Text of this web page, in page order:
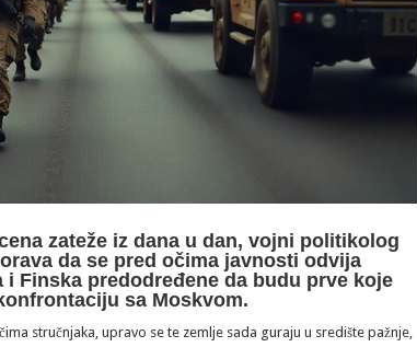
zateže iz dana u dan, vojni politikolog
da se pred očima javnosti odvija
Finska predodređene da budu prve koje
sa Moskvom.
stručnjaka, upravo se te zemlje sada guraju u središte pažnje,